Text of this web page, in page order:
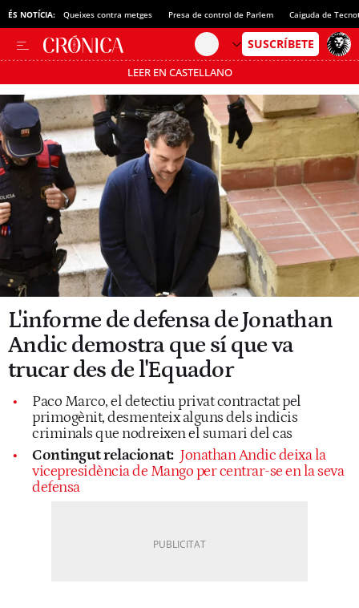
ÉS NOTÍCIA: Queixes contra metges Presa de control de Parlem Caiguda de
LEER EN CASTELLANO
Passa’t al mode estalvi
L'informe de defensa de Jonathan
Andic demostra que sí que va
trucar des de l'Equador
Paco Marco, el detectiu privat contractat pel
primogènit, desmenteix alguns dels indicis
criminals que nodreixen el sumari del cas
Contingut relacionat: Jonathan Andic deixa la
vicepresidència de Mango per centrar-se en la seva
defensa